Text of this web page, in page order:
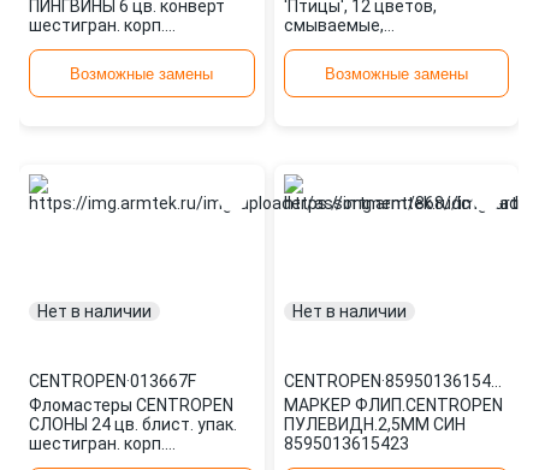
ПИНГВИНЫ 6 цв. конверт
шестигран. корп.
8595013616208 036600F
Возможные замены
'Птицы', 12 цветов,
смываемые,
полибег, 7790/12-87
1074144Возможные замены
Нет в наличии
CENTROPEN·013667F
Фломастеры CENTROPEN
СЛОНЫ 24 цв. блист. упак.
шестигран. корп.
Нет в наличии
CENTROPEN·
8595013615423
МАРКЕР ФЛИП.CENTROPEN
ПУЛЕВИДН.2,5ММ СИН
8595013615423